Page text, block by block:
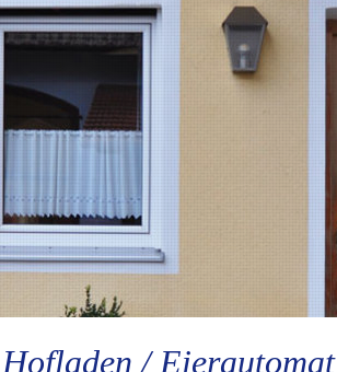
Hofladen / Eierautomat